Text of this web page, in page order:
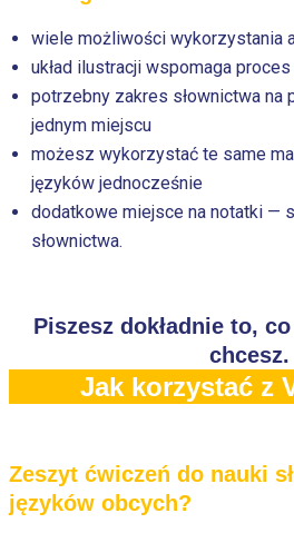
wiele możliwości wykorzystania
układ ilustracji wspomaga
potrzebny zakres słownictwa na
jednym miejscu
możesz wykorzystać te same
języków jednocześnie
dodatkowe miejsce na notatki —
słownictwa.
Piszesz dokładnie to,
chcesz.
Jak korzystać z
Zeszyt ćwiczeń do nauki
języków obcych?